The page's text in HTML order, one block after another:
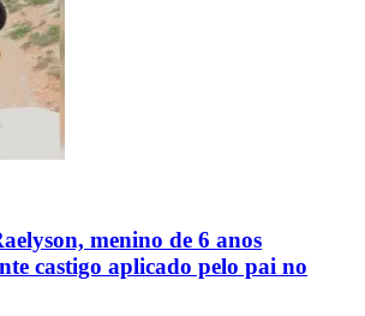
menino de 6 anos
castigo aplicado pelo pai no